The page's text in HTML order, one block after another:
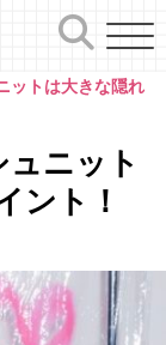
ットは大きな隠れ
ュニット
ント！